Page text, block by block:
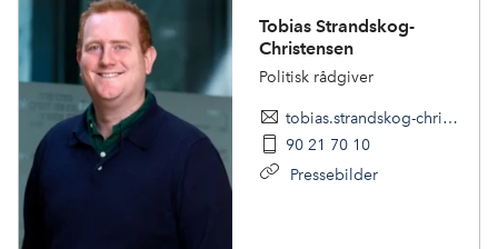
Tobias Strandskog-
Christensen
Politisk rådgiver
tobias.strandskog-christensen@nhoreiseliv.no
90 21 70 10
Pressebilder